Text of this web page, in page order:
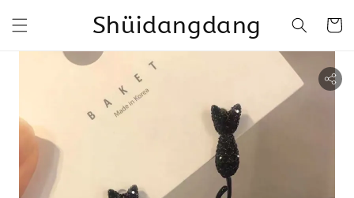
Shüidangdang